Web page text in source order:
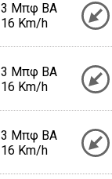
3 Μπφ BA
16 Km/h
3 Μπφ BA
16 Km/h
3 Μπφ BA
16 Km/h